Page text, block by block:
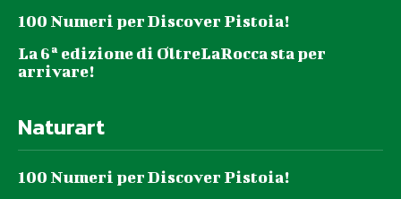
100 Numeri per Discover Pistoia!
La 6ª edizione di OltreLaRocca sta per
arrivare!
Naturart
100 Numeri per Discover Pistoia!